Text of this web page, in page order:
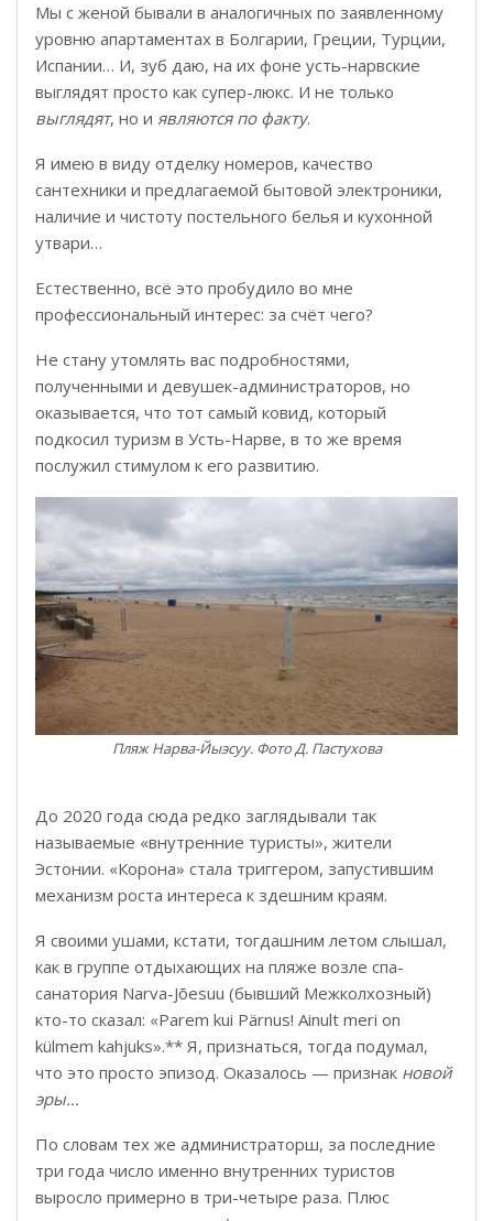
Мы с женой бывали в аналогичных по заявленному
уровню апартаментах в Болгарии, Греции, Турции,
Испании… И, зуб даю, на их фоне усть-нарвские
выглядят просто как супер-люкс. И не только
выглядят, но и являются по факту.
Я имею в виду отделку номеров, качество
сантехники и предлагаемой бытовой электроники,
наличие и чистоту постельного белья и кухонной
утвари…
Естественно, всё это пробудило во мне
профессиональный интерес: за счёт чего?
Не стану утомлять вас подробностями,
полученными и девушек-администраторов, но
оказывается, что тот самый ковид, который
подкосил туризм в Усть-Нарве, в то же время
послужил стимулом к его развитию.
Пляж Нарва-Йыэсуу. Фото Д. Пастухова
До 2020 года сюда редко заглядывали так
называемые «внутренние туристы», жители
Эстонии. «Корона» стала триггером, запустившим
механизм роста интереса к здешним краям.
Я своими ушами, кстати, тогдашним летом слышал,
как в группе отдыхающих на пляже возле спа-
санатория Narva-Jõesuu (бывший Межколхозный)
кто-то сказал: «Parem kui Pärnus! Ainult meri on
külmem kahjuks».** Я, признаться, тогда подумал,
что это просто эпизод. Оказалось — признак новой
эры…
По словам тех же администраторш, за последние
три года число именно внутренних туристов
выросло примерно в три-четыре раза. Плюс